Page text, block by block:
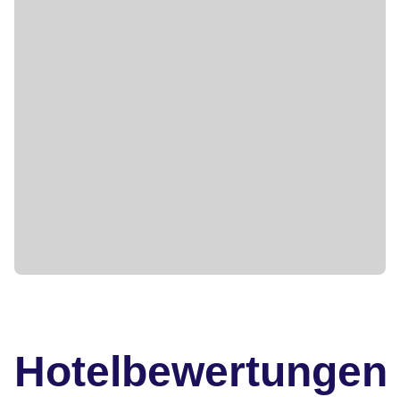
Hotelbewertungen